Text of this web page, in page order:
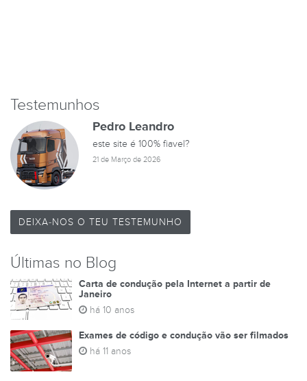
Testemunhos
Pedro Leandro
este site é 100% fiavel?
21 de Março de 2026
DEIXA-NOS O TEU TESTEMUNHO
Últimas no Blog
Carta de condução pela Internet a partir de
Janeiro
há 10 anos
Exames de código e condução vão ser filmados
há 11 anos